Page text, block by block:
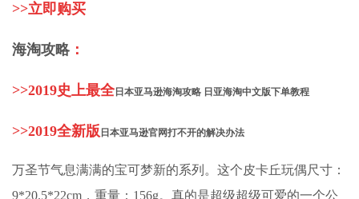
>>立即购买
海淘攻略 ：
>>2019史上最全日本亚马逊海淘攻略 日亚海淘中文版下单教程
>>2019全新版 日本亚马逊官网打不开的解决办法
万圣节气息满满的宝可梦新的系列。这个皮卡丘玩偶尺寸：
9*20.5*22cm，重量：156g。真的是超级超级可爱的一个公